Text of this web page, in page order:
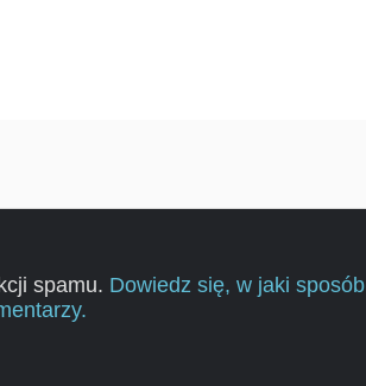
spamu. Dowiedz się, w jaki sposób